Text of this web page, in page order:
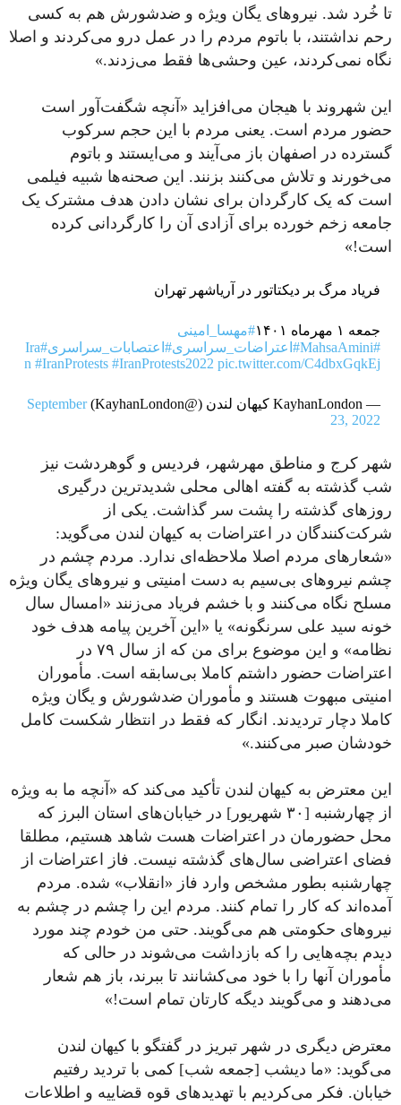
تا خُرد شد. نیروهای یگان ویژه و ضدشورش هم به کسی
رحم نداشتند، با باتوم مردم را در عمل درو می‌کردند و اصلا
نگاه نمی‌‌کردند، عین وحشی‌ها فقط می‌زدند.»
این شهروند با هیجان می‌افزاید «آنچه شگفت‌آور است
حضور مردم است. یعنی مردم با این حجم سرکوب
گسترده در اصفهان باز می‌آیند و می‌ایستند و باتوم
می‌خورند و تلاش می‌کنند بزنند. این صحنه‌ها شبیه فیلمی
است که یک کارگردان برای نشان دادن هدف مشترک یک
جامعه زخم خورده برای آزادی آن را کارگردانی کرده
است!»
فریاد مرگ بر دیکتاتور در آریاشهر تهران
جمعه ۱ مهرماه ۱۴۰۱
#مهسا_امینی
#MahsaAmini
#اعتراضات_سراسری#اعتصابات_سراسری #Ira
n #IranProtests #IranProtests2022 pic.twitter.com/C4dbxGqkEj
— KayhanLondon کیهان لندن (@KayhanLondon)
September
23, 2022
شهر کرج و مناطق مهرشهر، فردیس و گوهردشت نیز
شب گذشته به گفته اهالی محلی شدیدترین درگیری
روزهای گذشته را پشت سر گذاشت. یکی از
شرکت‌کنندگان در اعتراضات به کیهان لندن می‌گوید:
«شعارهای مردم اصلا ملاحظه‌ای ندارد. مردم چشم در
چشم نیروهای بی‌سیم به دست امنیتی و نیروهای یگان ویژه
مسلح نگاه می‌کنند و با خشم فریاد می‌زنند «امسال سال
خونه سید علی سرنگونه» یا «این آخرین پیامه هدف خود
نظامه» و این موضوع برای من که از سال ۷۹ در
اعتراضات حضور داشتم کاملا بی‌سابقه است. مأموران
امنیتی مبهوت هستند و مأموران ضدشورش و یگان ویژه
کاملا دچار تردیدند. انگار که فقط در انتظار شکست کامل
خودشان صبر می‌کنند.»
این معترض به کیهان لندن تأکید می‌کند که «آنچه ما به ویژه
از چهارشنبه [۳۰ شهریور] در خیابان‌های استان البرز که
محل حضورمان در اعتراضات هست شاهد هستیم، مطلقا
فضای اعتراضی سال‌های گذشته نیست. فاز اعتراضات از
چهارشنبه بطور مشخص وارد فاز «انقلاب» شده. مردم
آمده‌اند که کار را تمام کنند. مردم این را چشم در چشم به
نیروهای حکومتی هم می‌گویند. حتی من خودم چند مورد
دیدم بچه‌هایی را که بازداشت می‌شوند در حالی که
مأموران آنها را با خود می‌کشانند تا ببرند، باز هم شعار
می‌دهند و می‌گویند دیگه کارتان تمام است!»
معترض دیگری در شهر تبریز در گفتگو با کیهان لندن
می‌گوید: «ما دیشب [جمعه شب] کمی با تردید رفتیم
خیابان. فکر می‌کردیم با تهدیدهای قوه قضاییه و اطلاعات